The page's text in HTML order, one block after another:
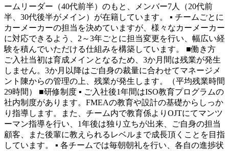
ームリーダー（40代前半）のもと、メンバー7人（20代前
半、30代後半がメイン）が在籍しています。 ▪ チームごとに
カーメーカーの担当を決めていますが、様々なカーメーカー
に対応できるよう、2～3年ごとに担当変更を行い、幅広い経
験を積んでいただける仕組みを構築しています。 ■働き方
ご入社当初は育成メインとなるため、3か月間は残業が発生
しません。3か月以降はご自身の裁量に合わせてマネージメ
ント陳からの管理の上、残業が発生します。（平均残業時間
29時間） ■研修制度 ▪ ご入社後1年間はISO教育プログラムの
社内制度があります。FMEAの教育や設計の基礎からしっか
り指導します。また、チーム内で教育係よりOJTにてマンツ
ーマン指導を行い、1年後は独り立ちが出来、ご自身の担当
顧客、また後輩に教えられるレベルまで成長頂くことを目指
しています。 ▪ 各チームでは毎朝朝礼を行い、各自の進捗状